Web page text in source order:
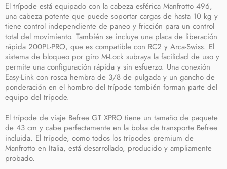
El trípode está equipado con la cabeza esférica Manfrotto 496,
una cabeza potente que puede soportar cargas de hasta 10 kg y
tiene control independiente de paneo y fricción para un control
total del movimiento. También se incluye una placa de liberación
rápida 200PL-PRO, que es compatible con RC2 y Arca-Swiss. El
sistema de bloqueo por giro M-Lock subraya la facilidad de uso y
permite una configuración rápida y sin esfuerzo. Una conexión
Easy-Link con rosca hembra de 3/8 de pulgada y un gancho de
ponderación en el hombro del trípode también forman parte del
equipo del trípode.
El trípode de viaje Befree GT XPRO tiene un tamaño de paquete
de 43 cm y cabe perfectamente en la bolsa de transporte Befree
incluida. El trípode, como todos los trípodes premium de
Manfrotto en Italia, está desarrollado, producido y ampliamente
probado.